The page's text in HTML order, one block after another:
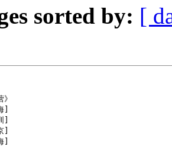
sorted by: [
]
]
]
]